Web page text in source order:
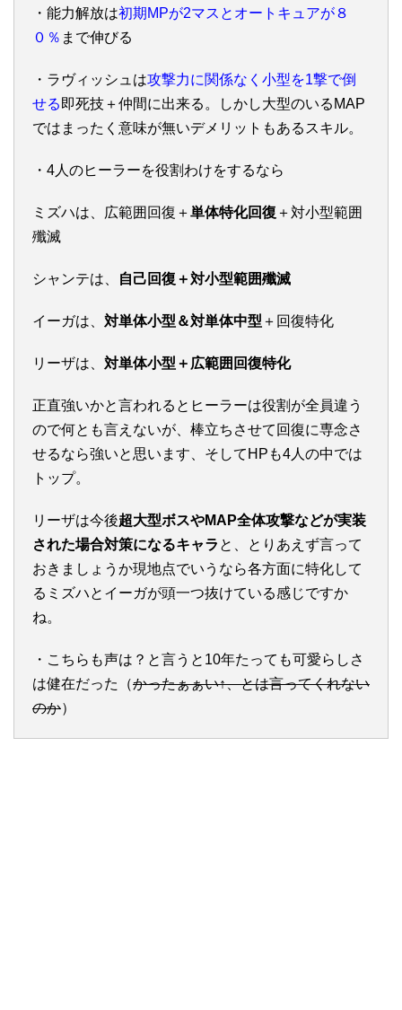
・能力解放は初期MPが2マスとオートキュアが８
０％ まで伸びる
・ラヴィッシュは攻撃力に関係なく小型を1撃で倒
せる 即死技＋仲間に出来る。しかし大型のいるMAP
ではまったく意味が無いデメリットもあるスキル。
・4人のヒーラーを役割わけをするなら
ミズハは、広範囲回復＋単体特化回復 ＋対小型範囲
殲滅
シャンテは、 自己回復＋対小型範囲殲滅
イーガは、 対単体小型＆対単体中型 ＋回復特化
リーザは、 対単体小型＋広範囲回復特化
正直強いかと言われるとヒーラーは役割が全員違う
ので何とも言えないが、棒立ちさせて回復に専念さ
せるなら強いと思います、そしてHPも4人の中では
トップ。
リーザは今後超大型ボスやMAP全体攻撃などが実装
された場合対策になるキャラ と、とりあえず言って
おきましょうか現地点でいうなら各方面に特化して
るミズハとイーガが頭一つ抜けている感じですか
ね。
・こちらも声は？と言うと10年たっても可愛らしさ
は健在だった（かったぁぁい↑、とは言ってくれない
のか）